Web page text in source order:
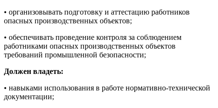
• организовывать подготовку и аттестацию работников
опасных производственных объектов;
• обеспечивать проведение контроля за соблюдением
работниками опасных производственных объектов
требований промышленной безопасности;
Должен владеть:
• навыками использования в работе нормативно-технической
документации;